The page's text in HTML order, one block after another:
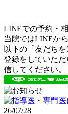
LINEでの予約・
当院ではLINEか
以下の「友だち
登録をしていた
信してください。
26/07/28